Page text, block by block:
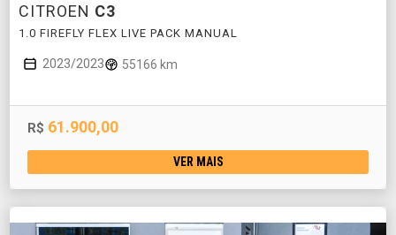
CITROEN C3
1.0 FIREFLY FLEX LIVE PACK MANUAL
2023/2023 55166 km
R$ 61.900,00
VER MAIS